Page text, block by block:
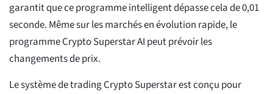
garantit que ce programme intelligent dépasse cela de 0,01
seconde. Même sur les marchés en évolution rapide, le
programme Crypto Superstar AI peut prévoir les
changements de prix.
Le système de trading Crypto Superstar est conçu pour